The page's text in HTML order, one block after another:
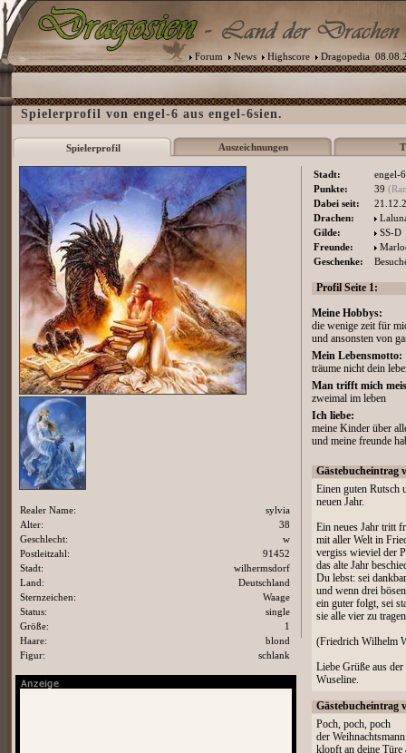
Forum News Highscore Dragopedia
Spielerprofil von engel-6 aus engel-6sien.
Spielerprofil Auszeichnungen
Stadt:
engel-
Punkte:
39
Dabei seit:
Drachen:
Gilde:
SS-D
Freunde:
Geschenke:
Profil Seite 1:
Meine Hobbys:
die wenige zeit für
und ansonsten von
Mein Lebensmotto:
träume nicht dein
Man trifft mich
zweimal im leben
Ich liebe:
meine Kinder über
und meine freunde
Gästebucheintrag
Einen guten Rutsch
neuen Jahr.
Ein neues Jahr tritt
mit aller Welt in
vergiss wieviel der
das alte Jahr
Du lebst: sei
und wenn drei
ein guter folgt, sei
sie alle vier zu
(Friedrich Wilhelm
Liebe Grüße aus
Wuseline.
Gästebucheintrag
Poch, poch, poch
der Weihnachtsmann
klopft an deine Türe
Realer Name:
sylvia
Alter:
38
Geschlecht:
w
Postleitzahl:
91452
Stadt:
wilhermsdorf
Land:
Deutschland
Sternzeichen:
Waage
Status:
single
Größe:
1
Haare:
blond
Figur:
schlank